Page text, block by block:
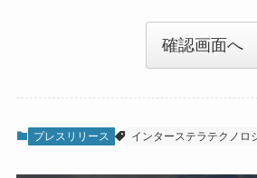
確認画面へ
プレスリリース インターステラテクノロ